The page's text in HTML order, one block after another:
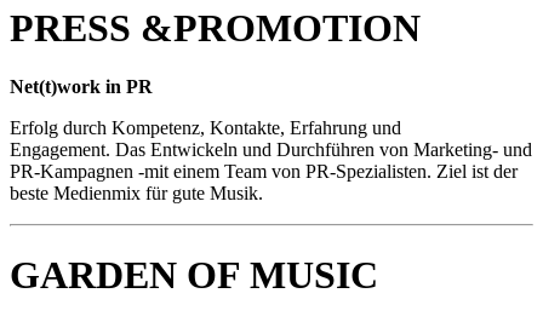
PRESS &PROMOTION
Net(t)work in PR
Erfolg durch Kompetenz, Kontakte, Erfahrung und
Engagement. Das Entwickeln und Durchführen von Marketing- und
PR-Kampagnen -mit einem Team von PR-Spezialisten. Ziel ist der
beste Medienmix für gute Musik.
GARDEN OF MUSIC